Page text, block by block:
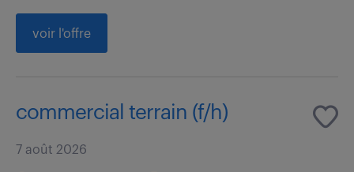
voir l'offre
commercial terrain (f/h)
7 août 2026